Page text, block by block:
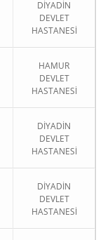
DİYADİN
DEVLET
HASTANESİ
HAMUR
DEVLET
HASTANESİ
DİYADİN
DEVLET
HASTANESİ
DİYADİN
DEVLET
HASTANESİ